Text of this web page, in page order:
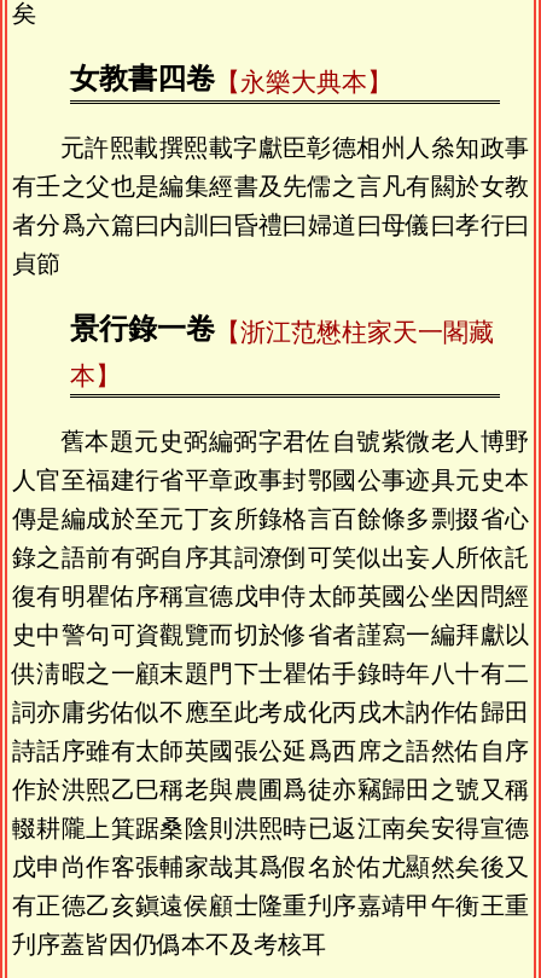
矣
女教書四卷【永樂大典本】
元許熙載撰熙載字獻臣彰德相州人叅知政事
有壬之父也是編集經書及先儒之言凡有闗於女教
者分爲六篇曰内訓曰昏禮曰婦道曰母儀曰孝行曰
貞節
景行錄一卷【浙江范懋柱家天一閣藏
本】
舊本題元史弼編弼字君佐自號紫微老人博野
人官至福建行省平章政事封鄂國公事迹具元史本
傳是編成於至元丁亥所錄格言百餘條多剽掇省心
錄之語前有弼自序其詞潦倒可笑似出妄人所依託
復有明瞿佑序稱宣德戊申侍太師英國公坐因問經
史中警句可資觀覽而切於修省者謹寫一編拜獻以
供淸暇之一顧末題門下士瞿佑手錄時年八十有二
詞亦庸劣佑似不應至此考成化丙戌木訥作佑歸田
詩話序雖有太師英國張公延爲西席之語然佑自序
作於洪熙乙巳稱老與農圃爲徒亦竊歸田之號又稱
輟耕隴上箕踞桑陰則洪熙時已返江南矣安得宣德
戊申尚作客張輔家哉其爲假名於佑尤顯然矣後又
有正德乙亥鎭遠侯顧士隆重刋序嘉靖甲午衡王重
刋序蓋皆因仍僞本不及考核耳